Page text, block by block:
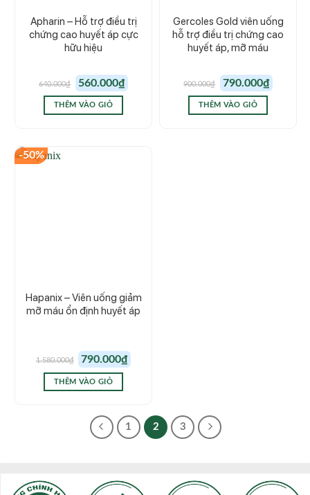
Apharin – Hỗ trợ điều trị
chứng cao huyết áp cực
hữu hiệu
640.000₫
Giá
gốc
là:
640.000₫.
560.000₫ hiện
THÊM VÀO GIỎ
Gercoles Gold viên uống
hỗ trợ điều trị chứng cao
huyết áp, mỡ máu
900.000₫
Giá
gốc
là:
900.000₫.
790.000₫ hiện
THÊM VÀO GIỎ
-50%
Hapanix – Viên uống giảm
mỡ máu ổn định huyết áp
1.580.000₫
Giá
gốc
là:
1.580.000₫.
790.000₫ hiện
THÊM VÀO GIỎ
1 2 3